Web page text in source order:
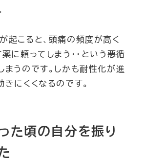
起こると、頭痛の頻度が高く
薬に頼ってしまう・・という悪循
まうのです。しかも耐性化が進
きにくくなるのです。
た頃の自分を振り